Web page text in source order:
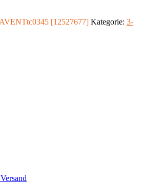
[12527677] Kategorie: 3-